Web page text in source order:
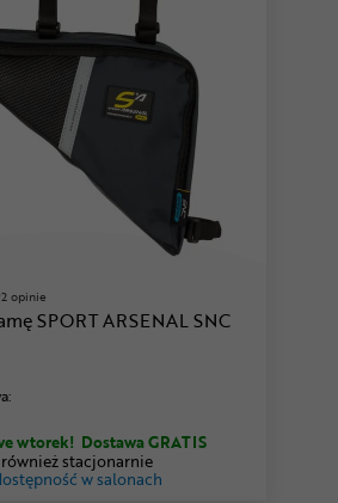
opinie
SPORT ARSENAL SNC
wtorek! Dostawa GRATIS
stacjonarnie
w salonach